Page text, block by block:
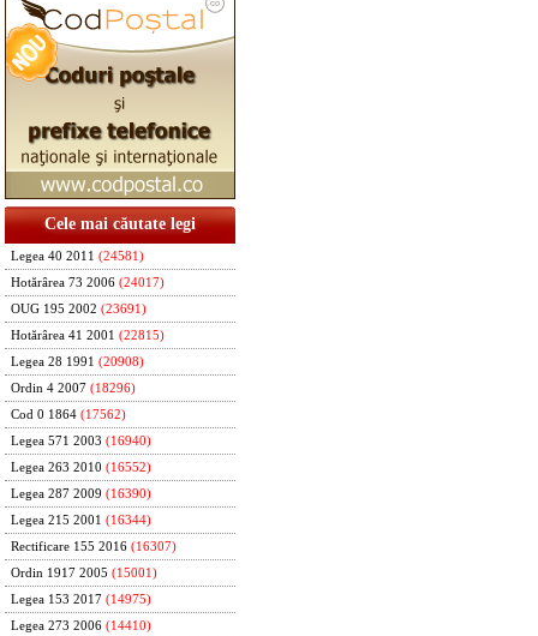
Cele mai căutate legi
Legea 40 2011 (24581)
Hotărârea 73 2006 (24017)
OUG 195 2002 (23691)
Hotărârea 41 2001 (22815)
Legea 28 1991 (20908)
Ordin 4 2007 (18296)
Cod 0 1864 (17562)
Legea 571 2003 (16940)
Legea 263 2010 (16552)
Legea 287 2009 (16390)
Legea 215 2001 (16344)
Rectificare 155 2016 (16307)
Ordin 1917 2005 (15001)
Legea 153 2017 (14975)
Legea 273 2006 (14410)